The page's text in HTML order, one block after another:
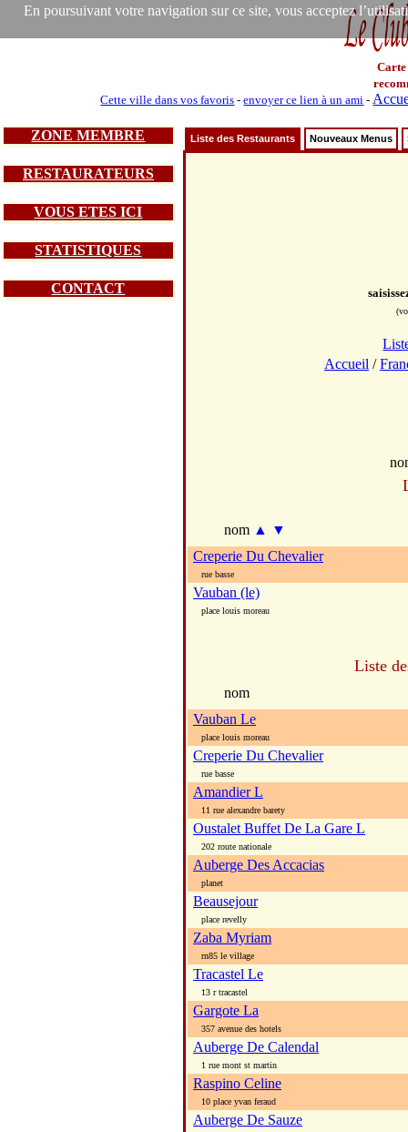
En poursuivant votre navigation sur ce site, vous acceptez
Carte
Cette ville dans vos favoris -envoyer ce lien à un ami -
ZONE MEMBRE
RESTAURATEURS
VOUS ETES ICI
STATISTIQUES
CONTACT
Liste des Restaurants Nouveaux Menus
Accueil /
nom ▲
▼
Creperie Du Chevalier
rue basse
Vauban (le)
place louis moreau
Liste
nom
Vauban Le
place louis moreau
Creperie Du Chevalier
rue basse
Amandier L
11 rue alexandre barety
Oustalet Buffet De La Gare L
202 route nationale
Auberge Des Accacias
planet
Beausejour
place revelly
Zaba Myriam
rn85 le village
Tracastel Le
13 r tracastel
Gargote La
357 avenue des hotels
Auberge De Calendal
1 rue mont st martin
Raspino Celine
10 place yvan feraud
Auberge De Sauze